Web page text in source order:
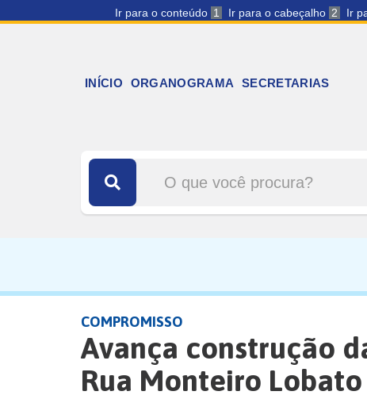
Ir para o conteúdo 1 Ir para o cabeçalho 2 Ir
INÍCIO ORGANOGRAMA SECRETARIAS
COMPROMISSO
Avança construção
Rua Monteiro Lobato